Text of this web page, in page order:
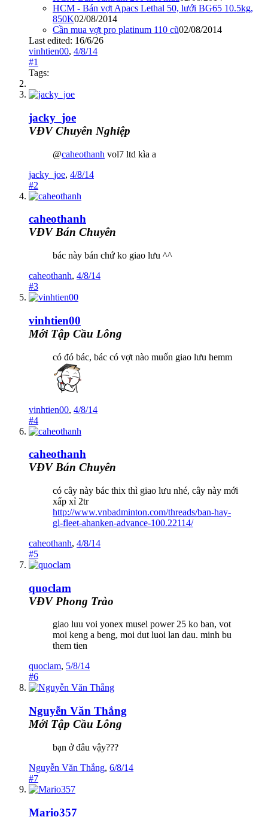
HCM - Bán vợt Apacs Lethal 50, lưới BG65 10.5kg,
850K02/08/2014
Cần mua vợt pro platinum 110 cũ02/08/2014
Last edited: 16/6/26
vinhtien00, 4/8/14
#1
Tags:
jacky_joe
VĐV Chuyên Nghiệp
@caheothanh vol7 ltd kìa a
jacky_joe, 4/8/14
#2
caheothanh
VĐV Bán Chuyên
bác này bán chứ ko giao lưu ^^
caheothanh, 4/8/14
#3
vinhtien00
Mới Tập Cầu Lông
có đó bác, bác có vợt nào muốn giao lưu hemm
vinhtien00, 4/8/14
#4
caheothanh
VĐV Bán Chuyên
có cây này bác thix thì giao lưu nhé, cây này mới
xấp xỉ 2tr
http://www.vnbadminton.com/threads/ban-hay-
gl-fleet-ahanken-advance-100.22114/
caheothanh, 4/8/14
#5
quoclam
VĐV Phong Trào
giao luu voi yonex musel power 25 ko ban, vot
moi keng a beng, moi dut luoi lan dau. minh bu
them tien
quoclam, 5/8/14
#6
Nguyễn Văn Thắng
Mới Tập Cầu Lông
bạn ở đâu vậy???
Nguyễn Văn Thắng, 6/8/14
#7
Mario357